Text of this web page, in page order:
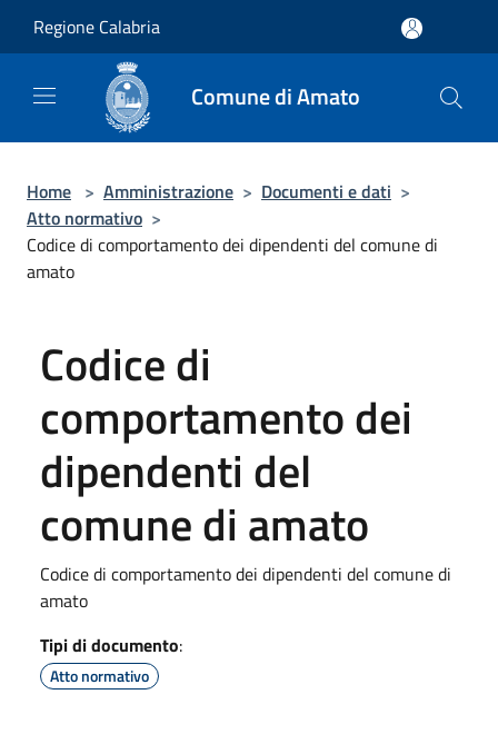
Regione Calabria
Comune di Amato
Home > Amministrazione > Documenti e dati >
Atto normativo >
Codice di comportamento dei dipendenti del comune di
amato
Codice di
comportamento dei
dipendenti del
comune di amato
Codice di comportamento dei dipendenti del comune di
amato
Tipi di documento:
Atto normativo